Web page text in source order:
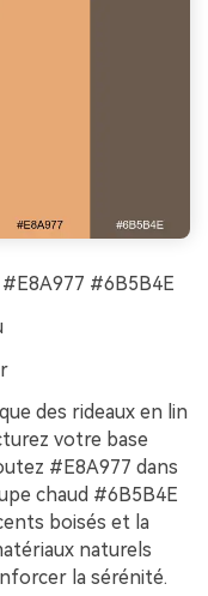
#6B5B4E
des rideaux en lin
votre base
#E8A977 dans
chaud #6B5B4E
boisés et la
naturels
la sérénité.